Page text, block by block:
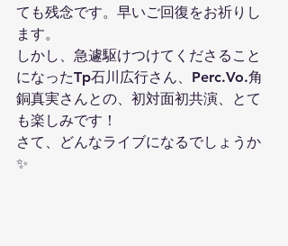
ても残念です。早いご回復をお祈りし
ます。
しかし、急遽駆けつけてくださること
になったTp石川広行さん、Perc.Vo.角
銅真実さんとの、初対面初共演、とて
も楽しみです！
さて、どんなライブになるでしょうか
✨